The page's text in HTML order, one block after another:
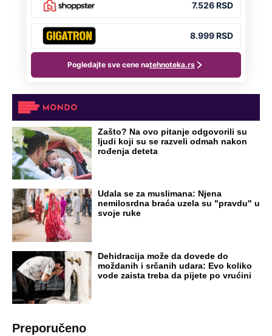
Zašto? Na ovo pitanje odgovorili su
ljudi koji su se razveli odmah nakon
rođenja deteta
Udala se za muslimana: Njena
nemilosrdna braća uzela su "pravdu" u
svoje ruke
Dehidracija može da dovede do
moždanih i srčanih udara: Evo koliko
vode zaista treba da pijete po vrućini
Preporučeno